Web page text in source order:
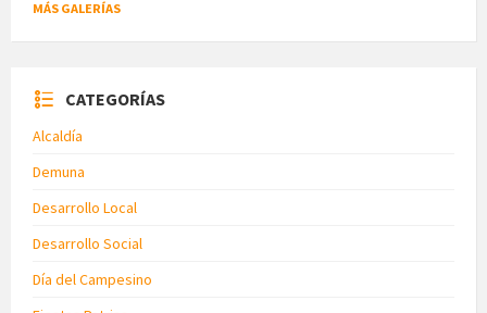
MÁS GALERÍAS
CATEGORÍAS
Alcaldía
Demuna
Desarrollo Local
Desarrollo Social
Día del Campesino